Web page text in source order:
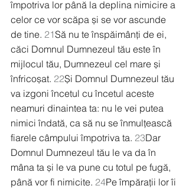
împotriva lor până la deplina nimicire a
celor ce vor scăpa și se vor ascunde
de tine. 21Să nu te înspăimânți de ei,
căci Domnul Dumnezeul tău este în
mijlocul tău, Dumnezeul cel mare și
înfricoșat. 22Și Domnul Dumnezeul tău
va izgoni încetul cu încetul aceste
neamuri dinaintea ta: nu le vei putea
nimici îndată, ca să nu se înmulțească
fiarele câmpului împotriva ta. 23Dar
Domnul Dumnezeul tău le va da în
mâna ta și le va pune cu totul pe fugă,
până vor fi nimicite. 24Pe împărații lor îi